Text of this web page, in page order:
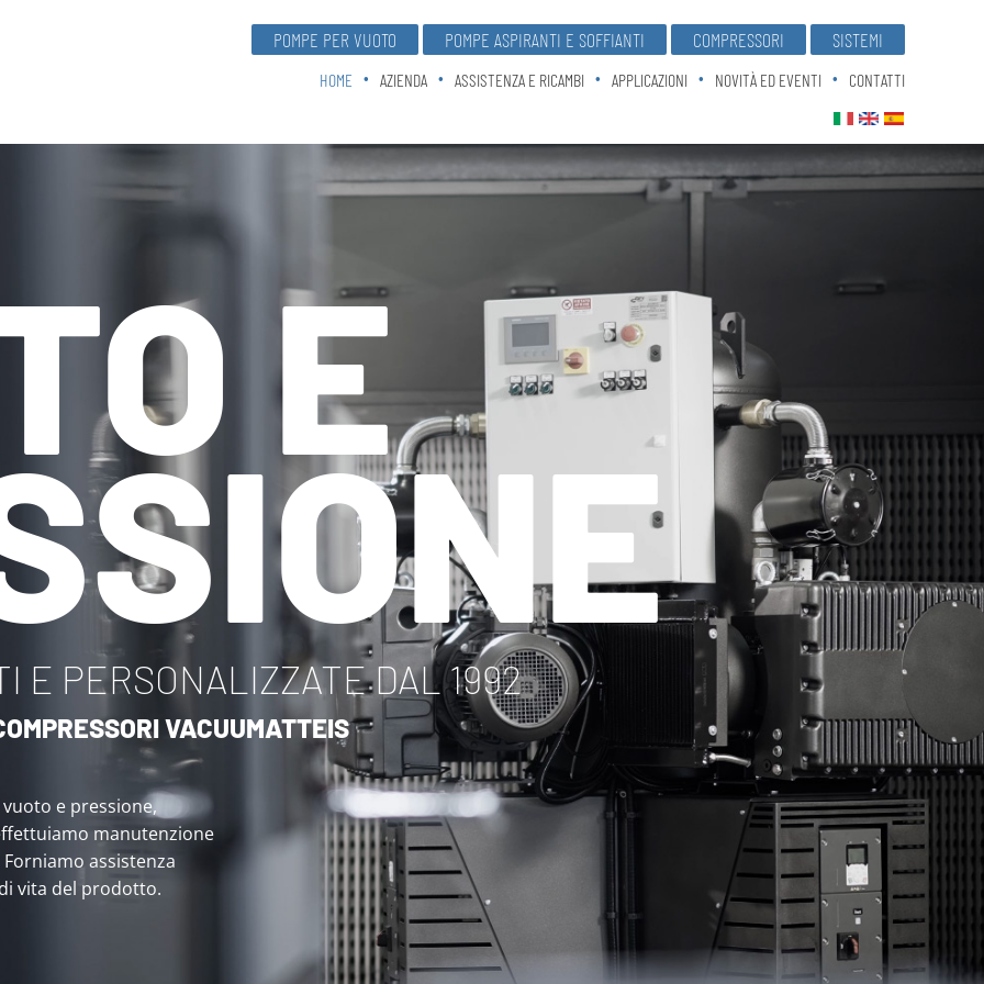
POMPE PER VUOTO POMPE ASPIRANTI E SOFFIANTI COMPRESSORI SISTEMI
HOME AZIENDA ASSISTENZA E RICAMBI APPLICAZIONI NOVITÀ ED EVENTI CONTATTI
E
E PERSONALIZZATE DAL 1992
VACUUMATTEIS
e pressione,
manutenzione
assistenza
vita del prodotto.